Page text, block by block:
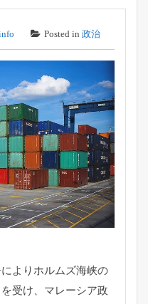
Posted in 政治
よりホルムズ海峡の
受け、マレーシア政